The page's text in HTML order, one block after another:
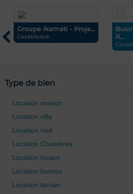
Groupe Ikamati - Proje...
Casablanca
R...
Type de bien
Location maison
Location villa
Location riad
Location Chambres
Location locaux
Location bureau
Location terrain